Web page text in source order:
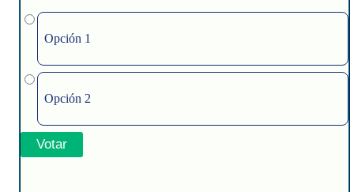
Opción 1
Opción 2